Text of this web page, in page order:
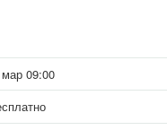
09:00